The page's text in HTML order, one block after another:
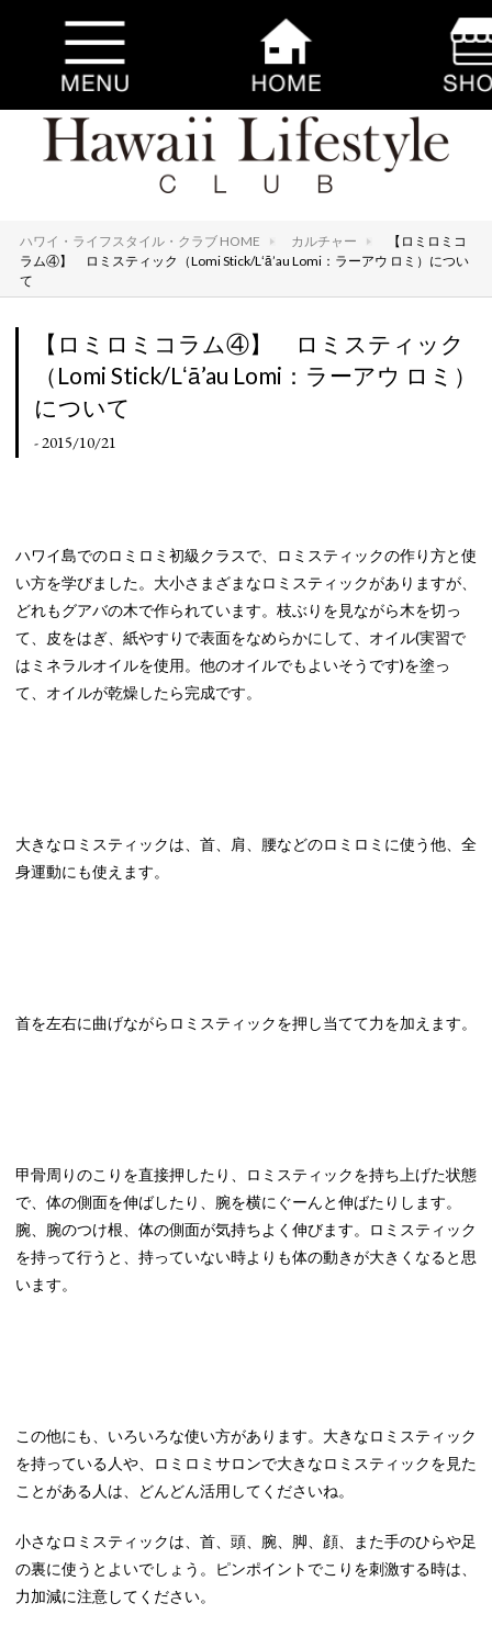
ハワイ・ライフスタイル・クラブ HOME カルチャー
【ロミロミコ
ラム④】 ロミスティック（Lomi Stick/Lʻā’au Lomi：ラーアウ ロミ）につい
て
【ロミロミコラム④】 ロミスティック
（Lomi Stick/Lʻā’au Lomi：ラーアウ ロミ）
について
- 2015/10/21
ハワイ島でのロミロミ初級クラスで、ロミスティックの作り方と使
い方を学びました。大小さまざまなロミスティックがありますが、
どれもグアバの木で作られています。枝ぶりを見ながら木を切っ
て、皮をはぎ、紙やすりで表面をなめらかにして、オイル(実習で
はミネラルオイルを使用。他のオイルでもよいそうです)を塗っ
て、オイルが乾燥したら完成です。
大きなロミスティックは、首、肩、腰などのロミロミに使う他、全
身運動にも使えます。
首を左右に曲げながらロミスティックを押し当てて力を加えます。
甲骨周りのこりを直接押したり、ロミスティックを持ち上げた状態
で、体の側面を伸ばしたり、腕を横にぐーんと伸ばたりします。
腕、腕のつけ根、体の側面が気持ちよく伸びます。ロミスティック
を持って行うと、持っていない時よりも体の動きが大きくなると思
います。
この他にも、いろいろな使い方があります。大きなロミスティック
を持っている人や、ロミロミサロンで大きなロミスティックを見た
ことがある人は、どんどん活用してくださいね。
小さなロミスティックは、首、頭、腕、脚、顔、また手のひらや足
の裏に使うとよいでしょう。ピンポイントでこりを刺激する時は、
力加減に注意してください。